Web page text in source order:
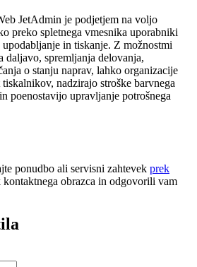
JetAdmin je podjetjem na voljo
preko spletnega vmesnika uporabniki
in tiskanje. Z možnostmi
daljavo, spremljanja delovanja,
o stanju naprav, lahko organizacije
nadzirajo stroške barvnega
poenostavijo upravljanje potrošnega
ponudbo ali servisni zahtevek prek
kontaktnega obrazca in odgovorili vam